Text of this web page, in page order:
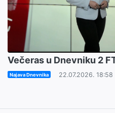
Večeras u Dnevniku 2
Najava Dnevnika 22.07.2026. 18:58